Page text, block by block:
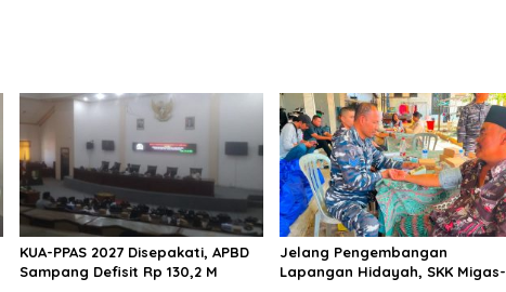
KUA-PPAS 2027 Disepakati, APBD
Sampang Defisit Rp 130,2 M
Jelang Pengembangan
Lapangan Hidayah, SKK Migas-